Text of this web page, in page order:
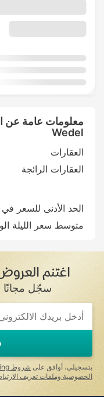
معلومات عامة عن
Wedel
العقارات
العقارات الرائجة
الحد الأدنى للسعر في
متوسط سعر الليلة
اغتنم
سجّل مجانًا
بتسجيلي، أوافق على شروط Halalbooking للاستخدام
الخصوصية وملفات تعريف